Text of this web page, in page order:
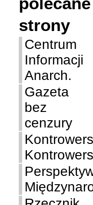
strony
Centrum
Informacji
Anarch.
Gazeta
bez
cenzury